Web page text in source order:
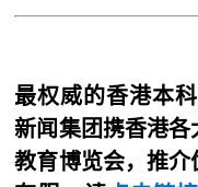
最权威的香港本
新闻集团携香港
教育博览会，推